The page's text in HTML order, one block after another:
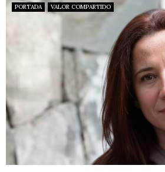
PORTADA VALOR COMPARTIDO